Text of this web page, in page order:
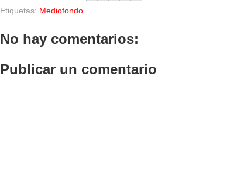
Etiquetas: Mediofondo
No hay comentarios:
Publicar un comentario